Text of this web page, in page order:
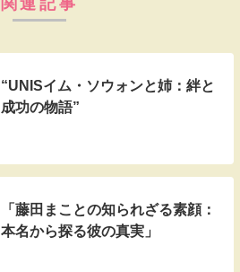
関連記事
“UNISイム・ソウォンと姉：絆と
成功の物語”
「藤田まことの知られざる素顔：
本名から探る彼の真実」